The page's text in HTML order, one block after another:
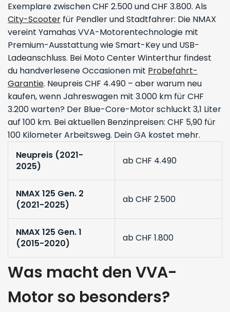
Exemplare zwischen CHF 2.500 und CHF 3.800. Als
City-Scooter für Pendler und Stadtfahrer: Die NMAX
vereint Yamahas VVA-Motorentechnologie mit
Premium-Ausstattung wie Smart-Key und USB-
Ladeanschluss. Bei Moto Center Winterthur findest
du handverlesene Occasionen mit Probefahrt-
Garantie. Neupreis CHF 4.490 – aber warum neu
kaufen, wenn Jahreswagen mit 3.000 km für CHF
3.200 warten? Der Blue-Core-Motor schluckt 3,1 Liter
auf 100 km. Bei aktuellen Benzinpreisen: CHF 5,90 für
100 Kilometer Arbeitsweg. Dein GA kostet mehr.
Neupreis (2021-
2025)
ab CHF 4.490
NMAX 125 Gen. 2
(2021-2025)
ab CHF 2.500
NMAX 125 Gen. 1
(2015-2020)
ab CHF 1.800
Was macht den VVA-
Motor so besonders?